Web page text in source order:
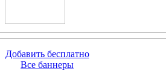
Добавить бесплатно
Все баннеры